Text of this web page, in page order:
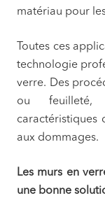
matériau pour
Toutes ces
technologie
verre. Des
ou
caractéristiques
aux dommages.
Les murs en
une bonne